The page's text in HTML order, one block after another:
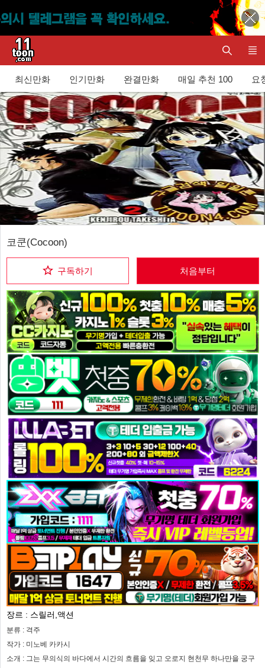
최신만화 인기만화 완결만화 매일 추천 100 요
코쿤(Cocoon)
구독하기 처음부터
장르 : 스릴러,액션
분류 : 격주
작가 : 미노베 카카시
소개 : 그는 무의식의 바다에서 시간의 흐름을 잊고 오로지 현천무 하나만을 궁구